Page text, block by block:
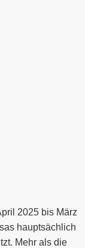
2025 bis März
hauptsächlich
Mehr als die